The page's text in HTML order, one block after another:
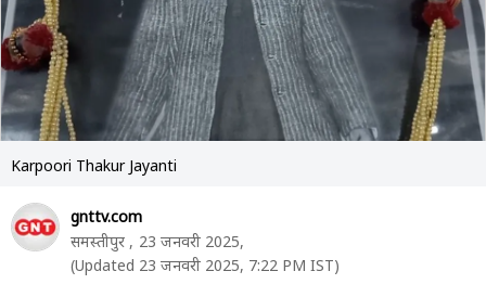
Karpoori Thakur Jayanti
gnttv.com
समस्तीपुर , 23 जनवरी 2025,
(Updated 23 जनवरी 2025, 7:22 PM IST)